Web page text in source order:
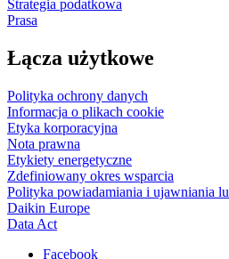
Strategia podatkowa
Prasa
Łącza użytkowe
Polityka ochrony danych
Informacja o plikach cookie
Etyka korporacyjna
Nota prawna
Etykiety energetyczne
Zdefiniowany okres wsparcia
Polityka powiadamiania i ujawniania
Daikin Europe
Data Act
Facebook